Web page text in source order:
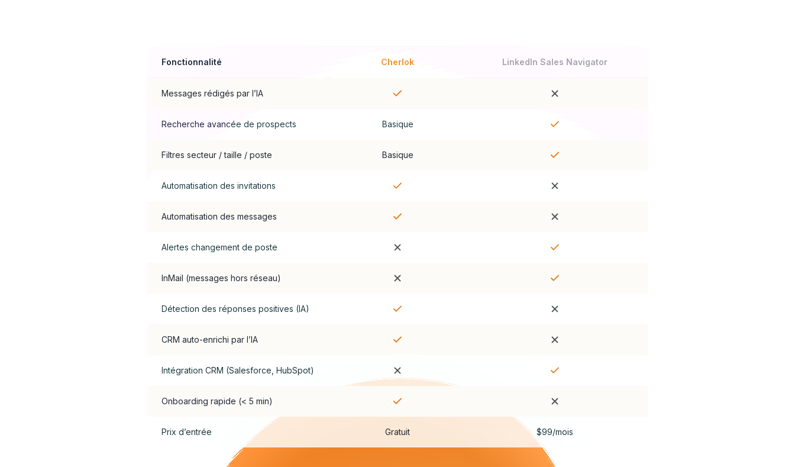
Fonctionnalité Cherlok LinkedIn Sales Navigator
Messages rédigés par l’IA
Recherche avancée de prospects Basique
Filtres secteur / taille / poste Basique
Automatisation des invitations
Automatisation des messages
Alertes changement de poste
InMail (messages hors réseau)
Détection des réponses positives (IA)
CRM auto-enrichi par l’IA
Intégration CRM (Salesforce, HubSpot)
Onboarding rapide (< 5 min)
Prix d’entrée Gratuit $99/mois